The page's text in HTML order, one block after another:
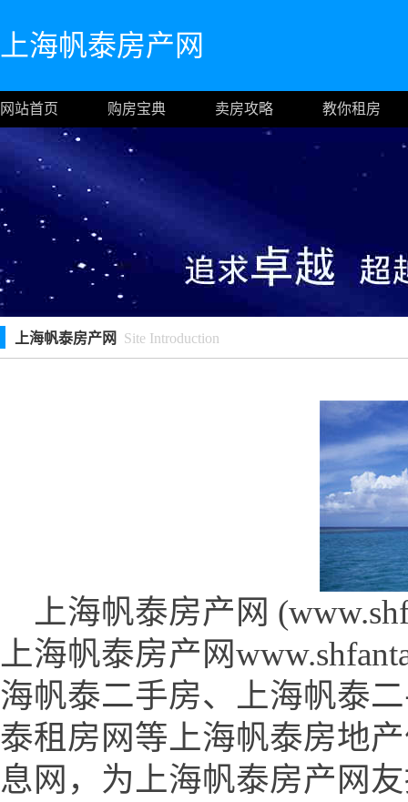
上海帆泰房产网
网站首页 购房宝典 卖房攻略 教你租房
上海帆泰房产网 Site Introduction
上海帆泰房产网
上海帆泰房产网
海帆泰二手房、上海帆泰
泰租房网等上海帆泰房地
息网，为上海帆泰房产网